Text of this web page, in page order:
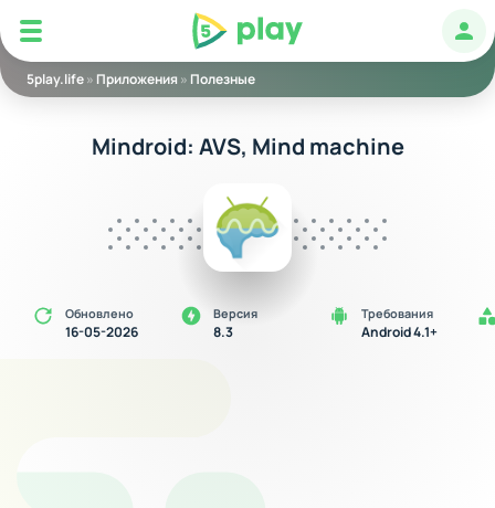
5play
5play.life» Приложения» Полезные
Mindroid: AVS, Mind machine
Обновлено
16-05-2026
Версия
8.3
Требования
Android 4.1+